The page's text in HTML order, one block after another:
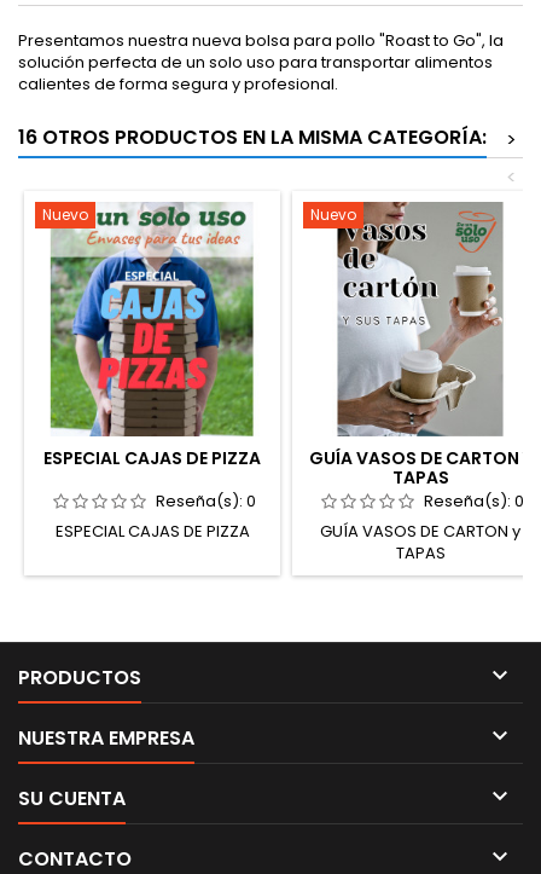
Presentamos nuestra nueva bolsa para pollo "Roast to Go", la
solución perfecta de un solo uso para transportar alimentos
calientes de forma segura y profesional.
16 OTROS PRODUCTOS EN LA MISMA CATEGORÍA:
>
<
Nuevo
ESPECIAL CAJAS DE PIZZA
Reseña(s): 0
ESPECIAL CAJAS DE PIZZA
Nuevo
GUÍA VASOS DE CARTON Y
TAPAS
Reseña(s): 0
GUÍA VASOS DE CARTON y
TAPAS
PRODUCTOS 
NUESTRA EMPRESA 
SU CUENTA 
CONTACTO 